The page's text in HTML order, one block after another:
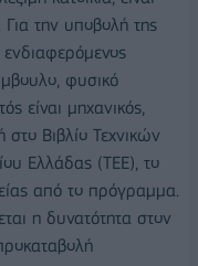
την υποβολή της
φυσικό
είναι μηχανικός,
Βιβλίο Τεχνικών
Ελλάδας (ΤΕΕ), το
από το πρόγραμμα.
η δυνατότητα στον